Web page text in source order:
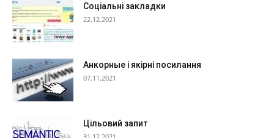
Соціальні закладки
22.12.2021
Анкорные і якірні посилання
07.11.2021
Цільовий запит